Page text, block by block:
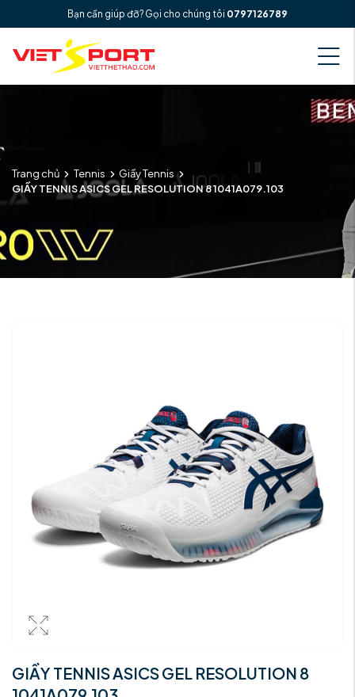
Bạn cần giúp đỡ? Gọi cho chúng tôi 0797126789
Trang chủ Tennis
Giầy Tennis
GIẦY TENNIS ASICS GEL RESOLUTION 8 1041A079.103
GIẦY TENNIS ASICS GEL RESOLUTION 8